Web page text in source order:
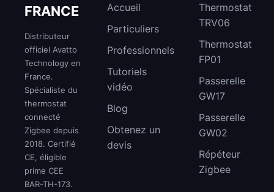
FRANCE
Distributeur
officiel Avatto
Technology en
France.
Spécialiste du
thermostat
connecté
Zigbee depuis
2018. Certifié
CE, éligible
prime CEE
BAR-TH-173.
Accueil
Particuliers
Professionnels
Tutoriels
vidéo
Blog
Obtenez un
devis
Thermostat
TRV06
Thermostat
FP01
Passerelle
GW17
Passerelle
GW02
Répéteur
Zigbee